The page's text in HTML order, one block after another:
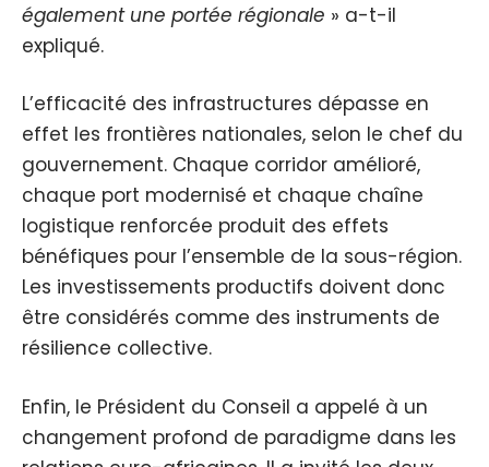
également une portée régionale » a-t-il
expliqué.
L’efficacité des infrastructures dépasse en
effet les frontières nationales, selon le chef du
gouvernement. Chaque corridor amélioré,
chaque port modernisé et chaque chaîne
logistique renforcée produit des effets
bénéfiques pour l’ensemble de la sous-région.
Les investissements productifs doivent donc
être considérés comme des instruments de
résilience collective.
Enfin, le Président du Conseil a appelé à un
changement profond de paradigme dans les